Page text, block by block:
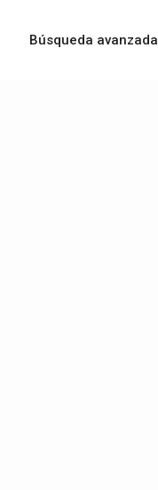
Búsqueda avanzada